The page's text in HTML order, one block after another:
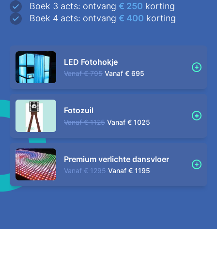
Boek 3 acts: ontvang € 250 korting
Boek 4 acts: ontvang € 400 korting
LED Fotohokje
Vanaf € 795 Vanaf € 695
Fotozuil
Vanaf € 1125 Vanaf € 1025
Premium verlichte dansvloer
Vanaf € 1295 Vanaf € 1195